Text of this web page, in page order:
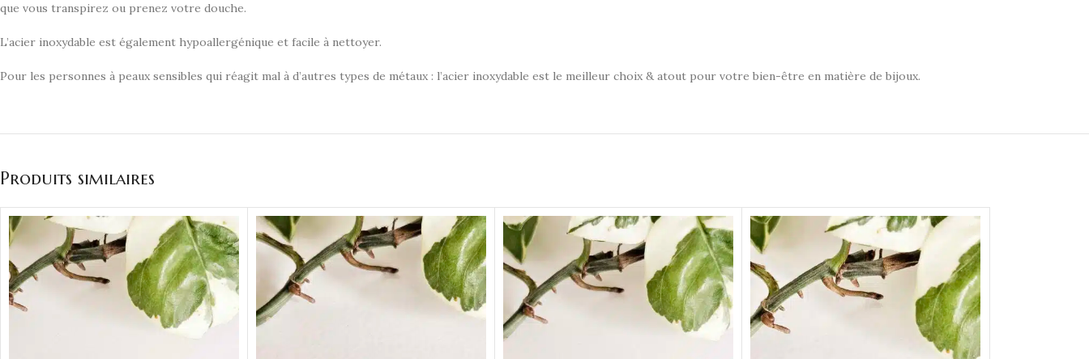
que vous transpirez ou prenez votre douche.
L’acier inoxydable est également hypoallergénique et facile à nettoyer.
Pour les personnes à peaux sensibles qui réagit mal à d’autres types de métaux : l’acier inoxydable est le meilleur choix & atout pour votre bien-être en matière de bijoux.
Produits similaires